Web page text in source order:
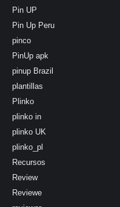
Pin UP
Pin Up Peru
pinco
PinUp apk
pinup Brazil
plantillas
Plinko
plinko in
plinko UK
plinko_pl
Recursos
Review
Reviewe